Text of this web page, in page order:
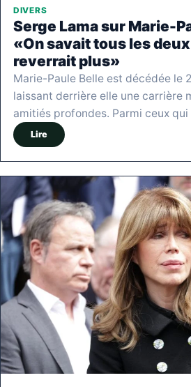
DIVERS
Serge Lama sur Marie-
«On savait tous les deux
reverrait plus»
Marie-Paule Belle est décédée le
laissant derrière elle une carrière
amitiés profondes. Parmi ceux
Lire